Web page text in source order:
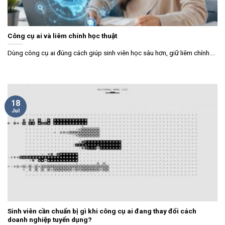
Công cụ ai và liêm chính học thuật
Dùng công cụ ai đúng cách giúp sinh viên học sâu hơn, giữ liêm chính....
Sinh viên cần chuẩn bị gì khi công cụ ai đang thay đổi cách
doanh nghiệp tuyển dụng?
18
Jul